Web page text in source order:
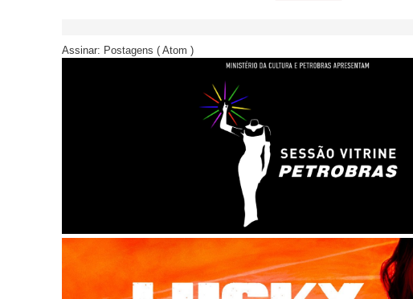
Assinar: Postagens ( Atom )